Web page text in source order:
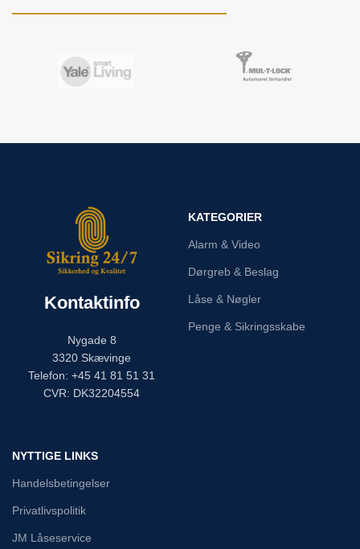
Kontaktinfo
Nygade 8
3320 Skævinge
Telefon: +45 41 81 51 31
CVR: DK32204554
KATEGORIER
Alarm & Video
Dørgreb & Beslag
Låse & Nøgler
Penge & Sikringsskabe
NYTTIGE LINKS
Handelsbetingelser
Privatlivspolitik
JM Låseservice